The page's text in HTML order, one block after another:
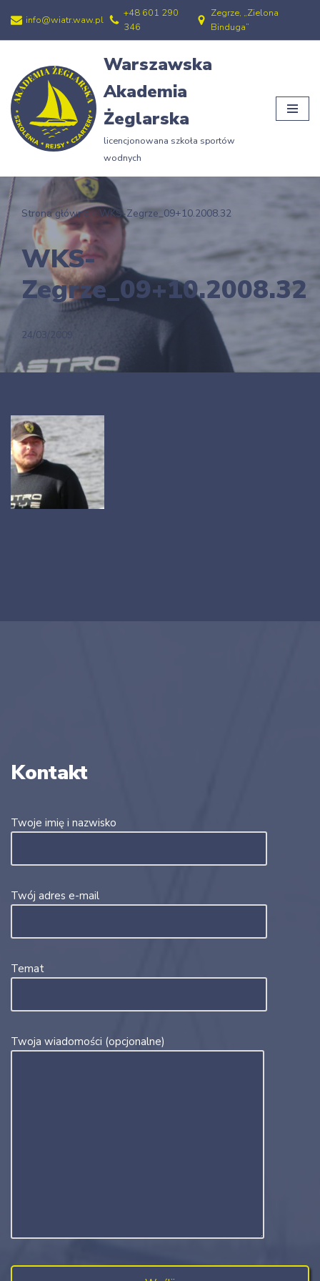
Przejdź
treści
info@wiatr.waw.pl
+48 601 290
346
Zegrze, „Zielona
Binduga”
Warszawska
Akademia
Żeglarska
licencjonowana szkoła sportów
wodnych
Strona główna» WKS-Zegrze_09+10.2008.32
WKS-
Zegrze_09+10.2008.32
24/03/2009
Kontakt
Twoje imię i nazwisko
Twój adres e-mail
Temat
Twoja wiadomości (opcjonalne)